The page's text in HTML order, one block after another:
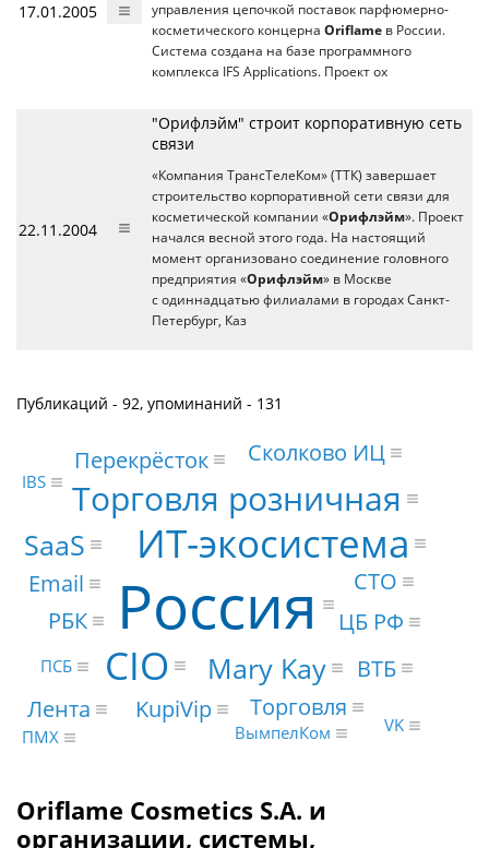
17.01.2005
управления цепочкой поставок парфюмерно-
косметического концерна Oriflame в России.
Система создана на базе программного
комплекса IFS Applications. Проект ох
22.11.2004
"Орифлэйм" строит корпоративную сеть
связи
«Компания ТрансТелеКом» (ТТК) завершает
строительство корпоративной сети связи для
косметической компании «Орифлэйм». Проект
начался весной этого года. На настоящий
момент организовано соединение головного
предприятия «Орифлэйм» в Москве
с одиннадцатью филиалами в городах Санкт-
Петербург, Каз
Публикаций - 92, упоминаний - 131
Россия
ИТ-экосистема
CIO
Торговля розничная
Mary Kay
SaaS
Email
РБК
Лента KupiVip Торговля
Сколково ИЦ
ВТБ
ЦБ РФ
CTO
Перекрёсток
ПСБ
IBS
ВымпелКом VK
ПМХ
Oriflame Cosmetics S.A. и
организации, системы,